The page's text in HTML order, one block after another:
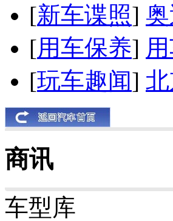
[新车谍照]
[用车保养]
[玩车趣闻]
商讯
车型库